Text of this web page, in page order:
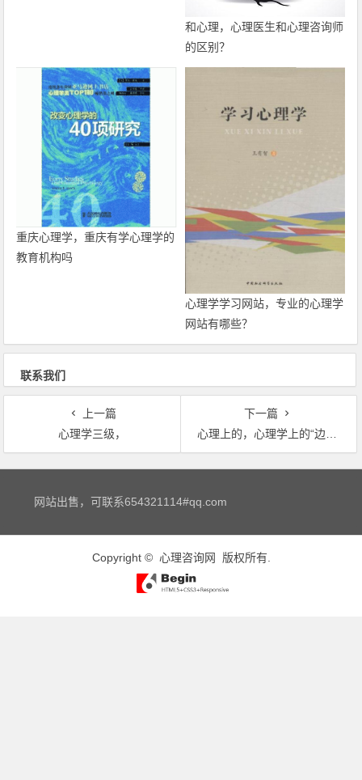
和心理，心理医生和心理咨询师
的区别？
重庆心理学，重庆有学心理学的
教育机构吗
心理学学习网站，专业的心理学
网站有哪些？
联系我们
上一篇
心理学三级，
下一篇
心理上的，心理学上的“边界”是什么意思？
文章导航
网站出售，可联系654321114#qq.com
Copyright © 心理咨询网 版权所有.